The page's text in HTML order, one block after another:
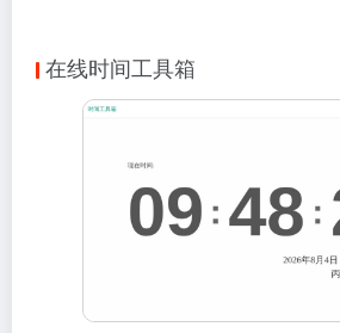
在线时间工具箱